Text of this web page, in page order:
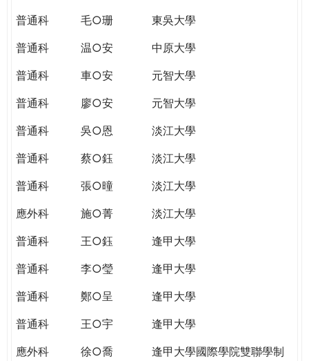
普通科
毛○珊
東吳大學
普通科
温○安
中原大學
普通科
車○安
元智大學
普通科
廖○安
元智大學
普通科
吳○恩
淡江大學
普通科
蔡○鈺
淡江大學
普通科
張○曈
淡江大學
應外科
施○菁
淡江大學
普通科
王○鈺
逢甲大學
普通科
李○瑩
逢甲大學
普通科
鄭○呈
逢甲大學
普通科
王○宇
逢甲大學
應外科
徐○喬
逢甲大學國際學院雙聯學制